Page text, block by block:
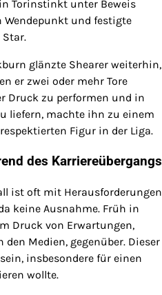
Torinstinkt unter Beweis
Wendepunkt und festigte
glänzte Shearer weiterhin,
er zwei oder mehr Tore
Druck zu performen und in
liefern, machte ihn zu einem
Figur in der Liga.
des Karriereübergangs
ist oft mit Herausforderungen
keine Ausnahme. Früh in
Druck von Erwartungen,
Medien, gegenüber. Dieser
insbesondere für einen
wollte.